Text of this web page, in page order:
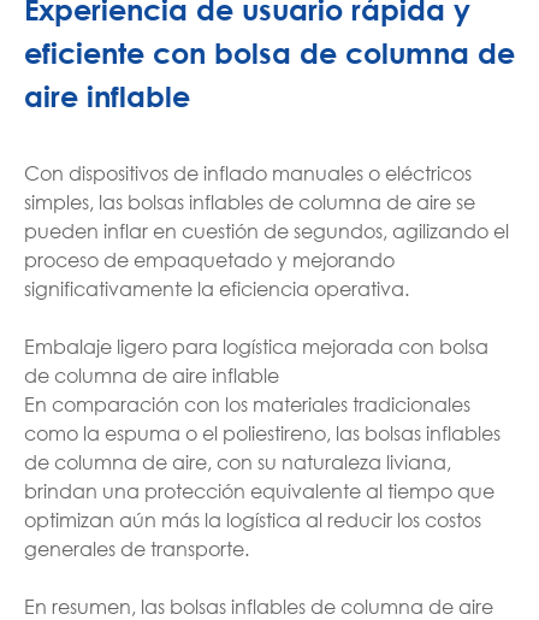
Experiencia de usuario rápida y
eficiente con bolsa de columna de
aire inflable
Con dispositivos de inflado manuales o eléctricos
simples, las bolsas inflables de columna de aire se
pueden inflar en cuestión de segundos, agilizando el
proceso de empaquetado y mejorando
significativamente la eficiencia operativa.
Embalaje ligero para logística mejorada con bolsa
de columna de aire inflable
En comparación con los materiales tradicionales
como la espuma o el poliestireno, las bolsas inflables
de columna de aire, con su naturaleza liviana,
brindan una protección equivalente al tiempo que
optimizan aún más la logística al reducir los costos
generales de transporte.
En resumen, las bolsas inflables de columna de aire